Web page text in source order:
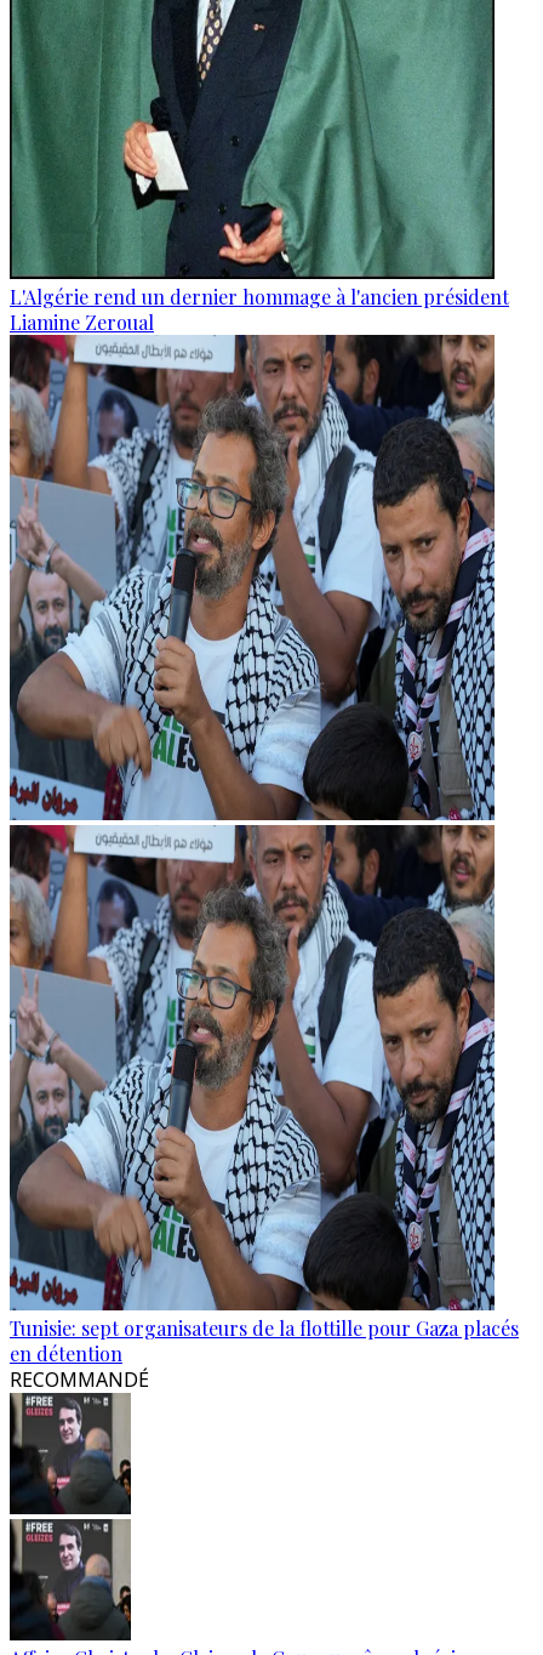
L'Algérie rend un dernier hommage à l'ancien président
Liamine Zeroual
Tunisie: sept organisateurs de la flottille pour Gaza placés
en détention
RECOMMANDÉ